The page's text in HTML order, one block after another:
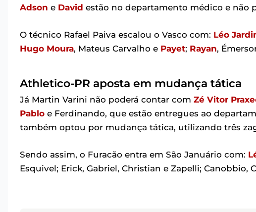
Adson e David estão no departamento médico e não
O técnico Rafael Paiva escalou o Vasco com: Léo
Hugo Moura, Mateus Carvalho e Payet; Rayan,
Athletico-PR aposta em mudança tática
Já Martin Varini não poderá contar com Zé Vitor
Pablo e Ferdinando, que estão entregues ao
também optou por mudança tática, utilizando três
Sendo assim, o Furacão entra em São Januário com:
Esquivel; Erick, Gabriel, Christian e Zapelli; Canobbio,